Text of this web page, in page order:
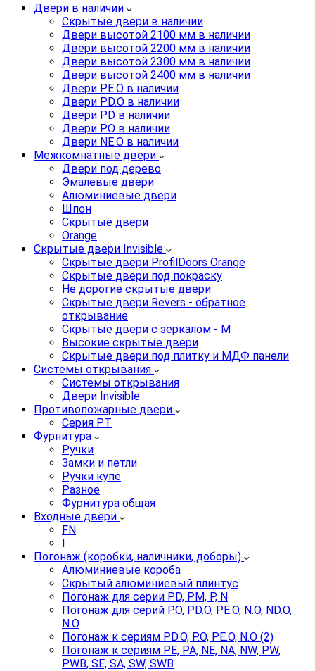
Двери в наличии
Скрытые двери в наличии
Двери высотой 2100 мм в наличии
Двери высотой 2200 мм в наличии
Двери высотой 2300 мм в наличии
Двери высотой 2400 мм в наличии
Двери PE.O в наличии
Двери PD.O в наличии
Двери PD в наличии
Двери P.O в наличии
Двери NE.O в наличии
Межкомнатные двери
Двери под дерево
Эмалевые двери
Алюминиевые двери
Шпон
Скрытые двери
Orange
Скрытые двери Invisible
Скрытые двери ProfilDoors Orange
Скрытые двери под покраску
Не дорогие скрытые двери
Скрытые двери Revers - обратное
открывание
Скрытые двери с зеркалом - M
Высокие скрытые двери
Скрытые двери под плитку и МДФ панели
Системы открывания
Системы открывания
Двери Invisible
Противопожарные двери
Серия PT
Фурнитура
Ручки
Замки и петли
Ручки купе
Разное
Фурнитура общая
Входные двери
FN
I
Погонаж (коробки, наличники, доборы)
Алюминиевые короба
Скрытый алюминиевый плинтус
Погонаж для серии PD, PM, P, N
Погонаж для серий P.O, PD.O, PE.O, N.O, ND.O,
N.O
Погонаж к сериям PD.O, P.O, PE.O, N.O (2)
Погонаж к сериям PE, PA, NE, NA, NW, PW,
PWB, SE, SA, SW, SWB